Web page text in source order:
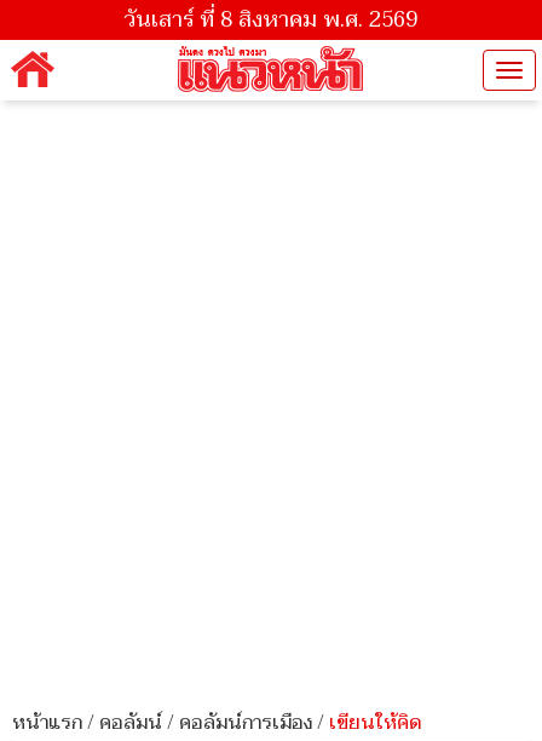
วันเสาร์ ที่ 8 สิงหาคม พ.ศ. 2569
หน้าแรก/คอลัมน์/คอลัมน์การเมือง/เขียนให้คิด